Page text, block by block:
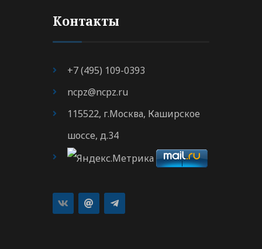
Контакты
+7 (495) 109-0393
ncpz@ncpz.ru
115522, г.Москва, Каширское
шоссе, д.34